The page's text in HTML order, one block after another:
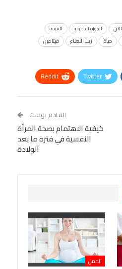
الان الدورة الدموية
القرفة
حياة زيت النعناع
فيتامين
Twitter
ReddIt
StumbleUpon
VK
BlackBerry
Viber
القادم بوست
كيفية الاهتمام بصحة المرأة
النفسية في فترة ما بعد
الولادة
الحمل